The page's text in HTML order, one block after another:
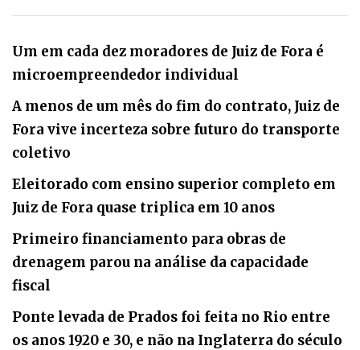
Um em cada dez moradores de Juiz de Fora é
microempreendedor individual
A menos de um mês do fim do contrato, Juiz de
Fora vive incerteza sobre futuro do transporte
coletivo
Eleitorado com ensino superior completo em
Juiz de Fora quase triplica em 10 anos
Primeiro financiamento para obras de
drenagem parou na análise da capacidade
fiscal
Ponte levada de Prados foi feita no Rio entre
os anos 1920 e 30, e não na Inglaterra do século